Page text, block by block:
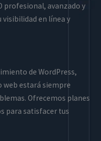
profesional, avanzado y
en línea y
de WordPress,
web estará siempre
Ofrecemos planes
para satisfacer tus